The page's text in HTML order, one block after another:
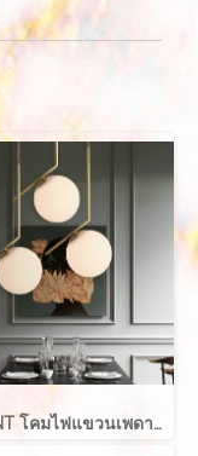
PENDANT โคมไฟแขวนเพดาน รุ่น ABALL สำหรับใส่หลอด E27 จำนวน 1 ดวง